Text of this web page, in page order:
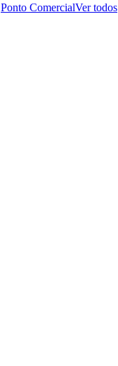
Ponto ComercialVer todos